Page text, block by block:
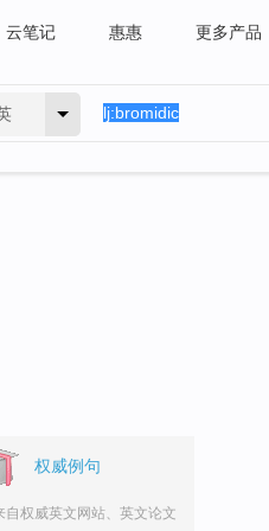
云笔记 惠惠 更多产品
权威例句
自权威英文网站、英文论文